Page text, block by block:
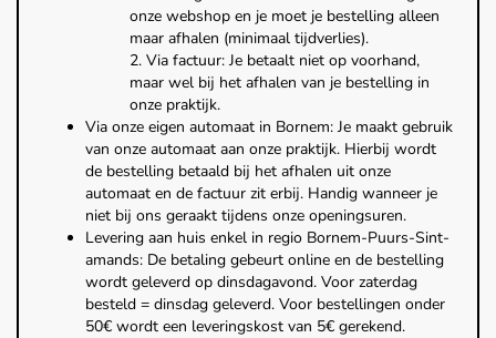
onze webshop en je moet je bestelling alleen
maar afhalen (minimaal tijdverlies).
2. Via factuur: Je betaalt niet op voorhand,
maar wel bij het afhalen van je bestelling in
onze praktijk.
Via onze eigen automaat in Bornem: Je maakt gebruik
van onze automaat aan onze praktijk. Hierbij wordt
de bestelling betaald bij het afhalen uit onze
automaat en de factuur zit erbij. Handig wanneer je
niet bij ons geraakt tijdens onze openingsuren.
Levering aan huis enkel in regio Bornem-Puurs-Sint-
amands: De betaling gebeurt online en de bestelling
wordt geleverd op dinsdagavond. Voor zaterdag
besteld = dinsdag geleverd. Voor bestellingen onder
50€ wordt een leveringskost van 5€ gerekend.